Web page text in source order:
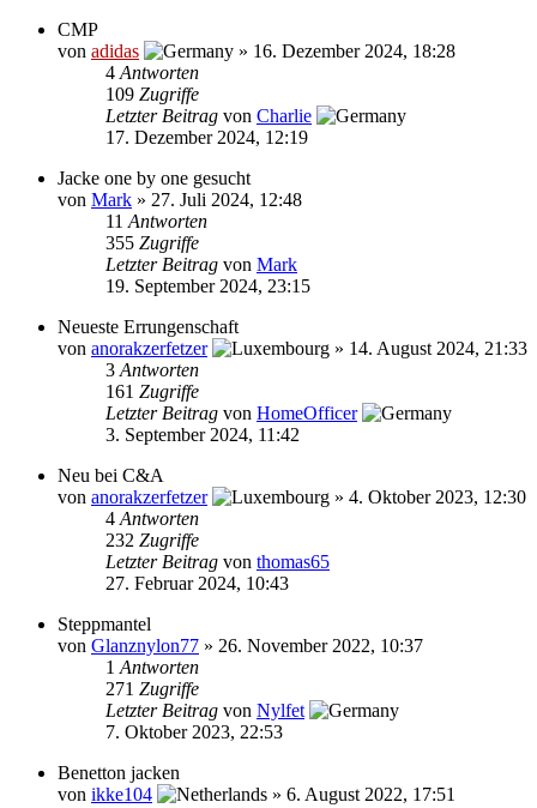
CMP
von adidas » 16. Dezember 2024, 18:28
4 Antworten
109 Zugriffe
Letzter Beitrag von Charlie
17. Dezember 2024, 12:19
Jacke one by one gesucht
von Mark » 27. Juli 2024, 12:48
11 Antworten
355 Zugriffe
Letzter Beitrag von Mark
19. September 2024, 23:15
Neueste Errungenschaft
von anorakzerfetzer » 14. August 2024, 21:33
3 Antworten
161 Zugriffe
Letzter Beitrag von HomeOfficer
3. September 2024, 11:42
Neu bei C&A
von anorakzerfetzer » 4. Oktober 2023, 12:30
4 Antworten
232 Zugriffe
Letzter Beitrag von thomas65
27. Februar 2024, 10:43
Steppmantel
von Glanznylon77 » 26. November 2022, 10:37
1 Antworten
271 Zugriffe
Letzter Beitrag von Nylfet
7. Oktober 2023, 22:53
Benetton jacken
von ikke104 » 6. August 2022, 17:51